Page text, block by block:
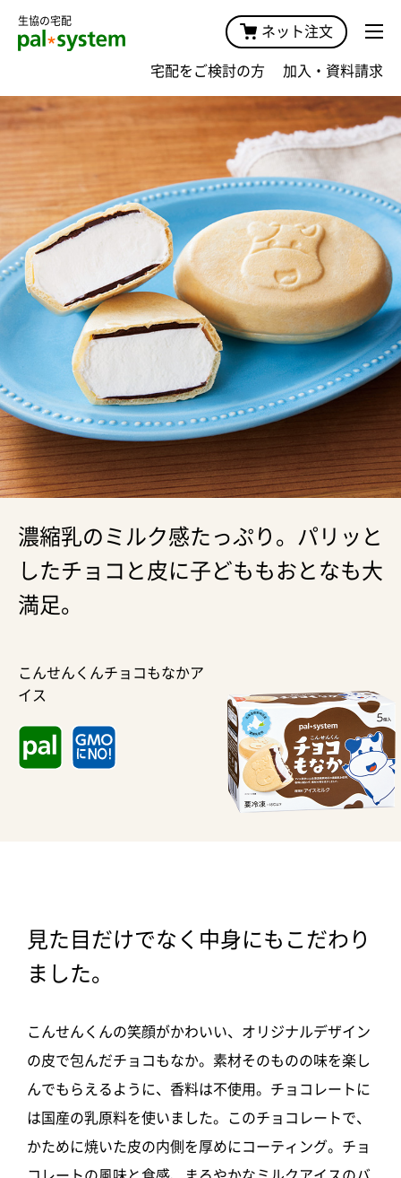
生協の宅配
ネット注文
宅配をご検討の方 加入・資料請求
濃縮乳のミルク感たっぷり。パリッと
したチョコと皮に子どももおとなも大
満足。
こんせんくんチョコもなかア
イス
見た目だけでなく中身にもこだわり
ました。
こんせんくんの笑顔がかわいい、オリジナルデザイン
の皮で包んだチョコもなか。素材そのものの味を楽し
んでもらえるように、香料は不使用。チョコレートに
は国産の乳原料を使いました。このチョコレートで、
かために焼いた皮の内側を厚めにコーティング。チョ